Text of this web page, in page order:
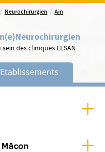
/ Neurochirurgien / Ain
Neurochirurgien
des cliniques ELSAN
Etablissements